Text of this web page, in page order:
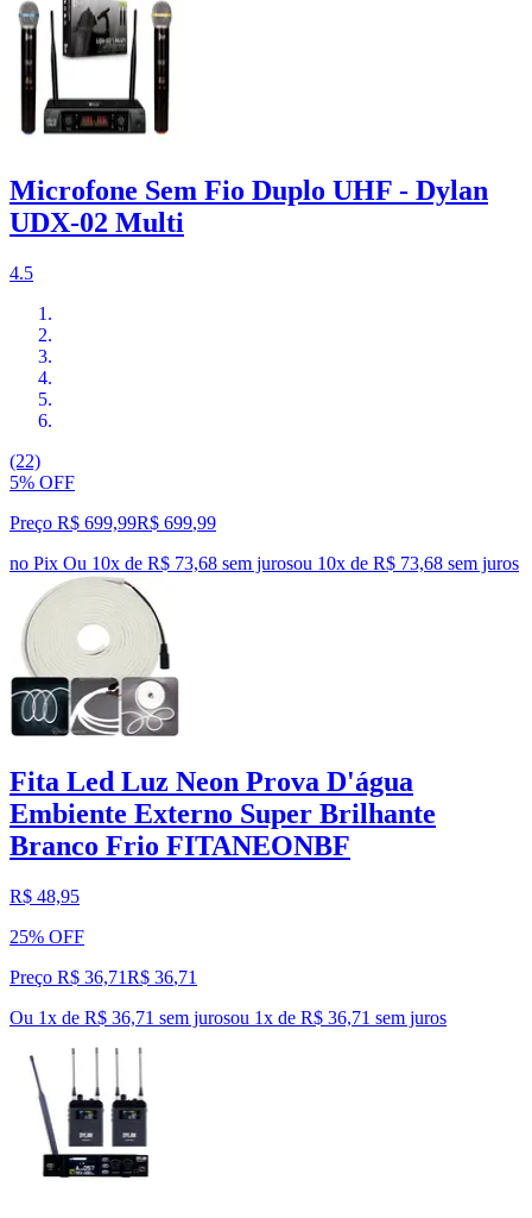
Microfone Sem Fio Duplo UHF - Dylan
UDX-02 Multi
4.5
(22)
5% OFF
Preço R$ 699,99R$ 699,99
no Pix Ou 10x de R$ 73,68 sem jurosou 10x de R$ 73,68 sem juros
Fita Led Luz Neon Prova D'água
Embiente Externo Super Brilhante
Branco Frio FITANEONBF
R$ 48,95
25% OFF
Preço R$ 36,71R$ 36,71
Ou 1x de R$ 36,71 sem jurosou 1x de R$ 36,71 sem juros